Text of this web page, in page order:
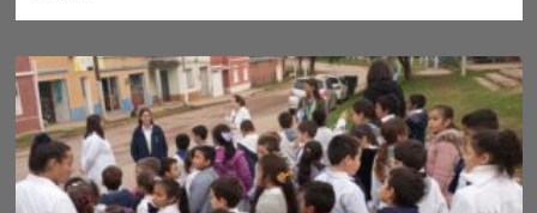
Vidalín
hizo
cambios.